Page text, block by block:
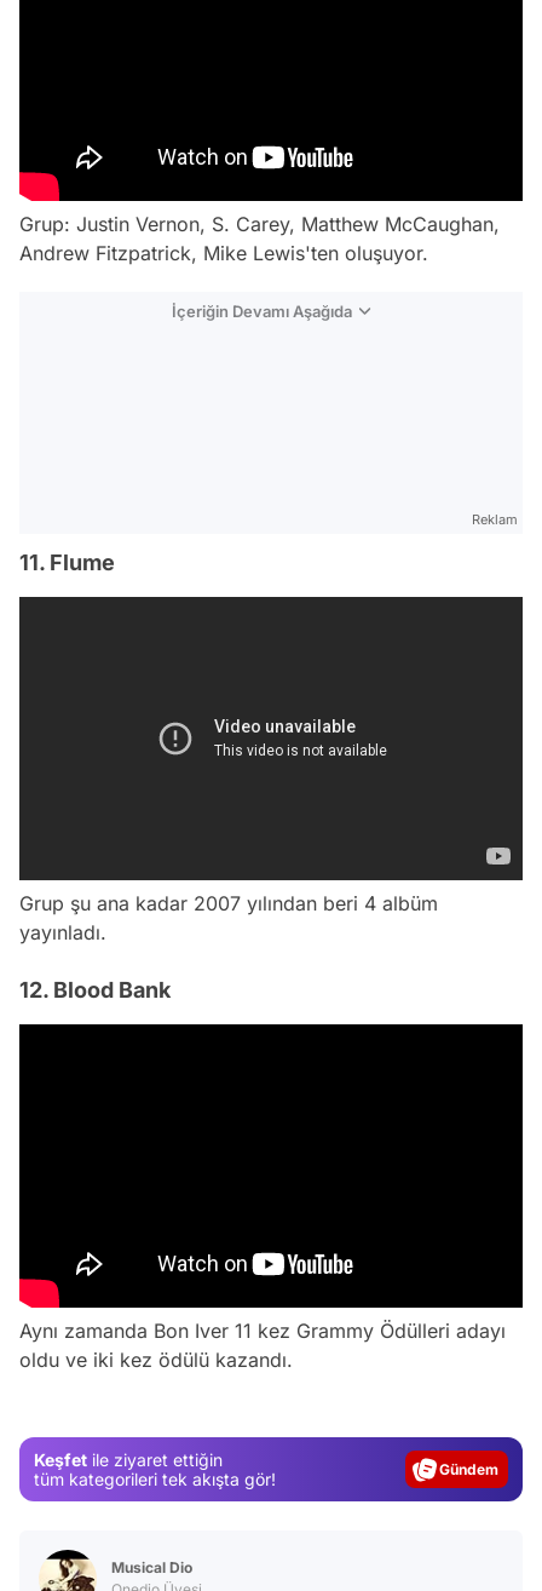
Grup: Justin Vernon, S. Carey, Matthew McCaughan,
Andrew Fitzpatrick, Mike Lewis'ten oluşuyor.
İçeriğin Devamı Aşağıda
Reklam
11. Flume
Grup şu ana kadar 2007 yılından beri 4 albüm
yayınladı.
12. Blood Bank
Aynı zamanda Bon Iver 11 kez Grammy Ödülleri adayı
oldu ve iki kez ödülü kazandı.
Keşfet ile ziyaret ettiğin
tüm kategorileri tek akışta gör!
Gündem
Magazin
Musical Dio